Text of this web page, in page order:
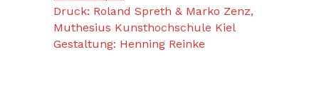
Druck: Roland Spreth & Marko Zenz,
Muthesius Kunsthochschule Kiel
Gestaltung: Henning Reinke